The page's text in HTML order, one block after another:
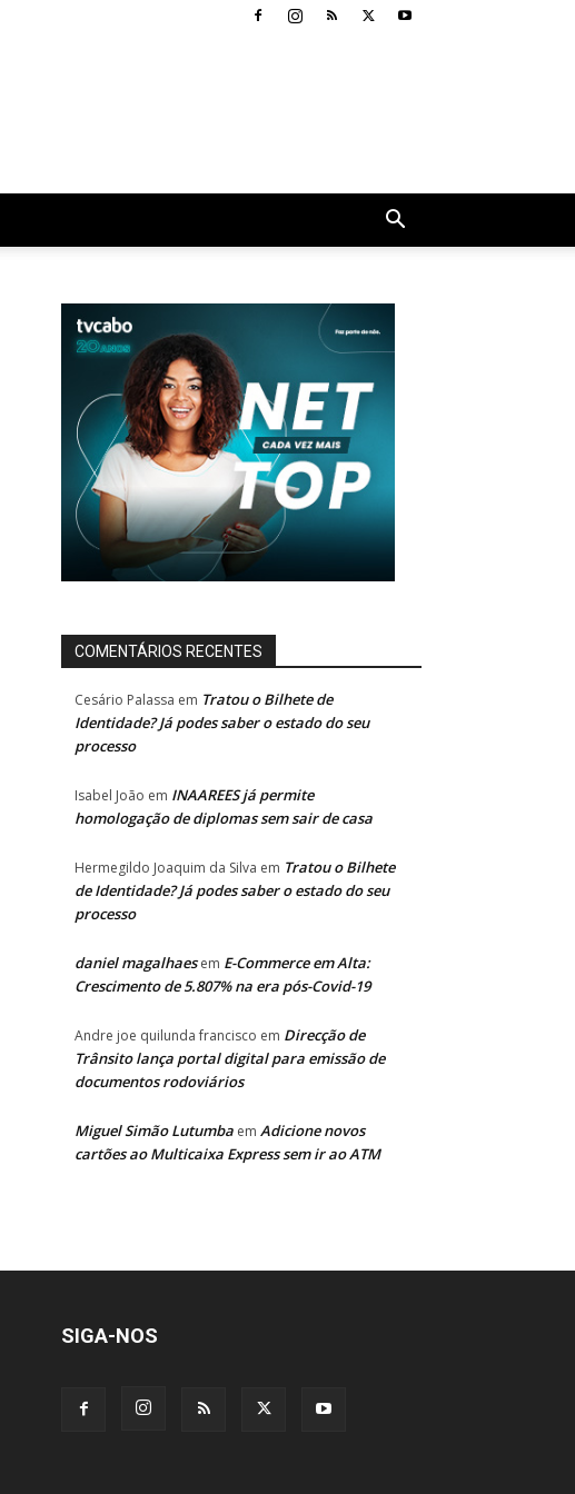
COMENTÁRIOS RECENTES
Cesário Palassa em Tratou o Bilhete de
Identidade? Já podes saber o estado do seu
processo
Isabel João em INAAREES já permite
homologação de diplomas sem sair de casa
Hermegildo Joaquim da Silva em Tratou o Bilhete
de Identidade? Já podes saber o estado do seu
processo
daniel magalhaesem E-Commerce em Alta:
Crescimento de 5.807% na era pós-Covid-19
Andre joe quilunda francisco em Direcção de
Trânsito lança portal digital para emissão de
documentos rodoviários
Miguel Simão Lutumba em Adicione novos
cartões ao Multicaixa Express sem ir ao ATM
SIGA-NOS